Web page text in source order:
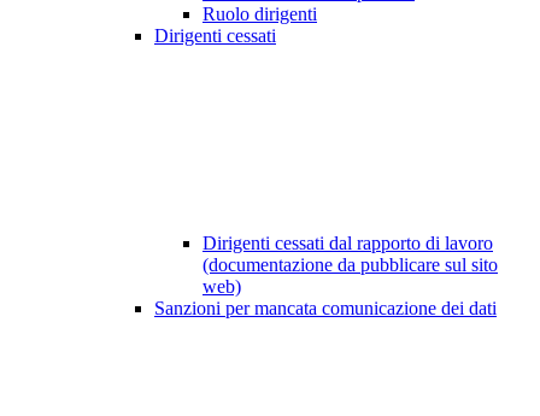
Ruolo dirigenti
Dirigenti cessati
Dirigenti cessati dal rapporto di lavoro
(documentazione da pubblicare sul sito
web)
Sanzioni per mancata comunicazione dei dati